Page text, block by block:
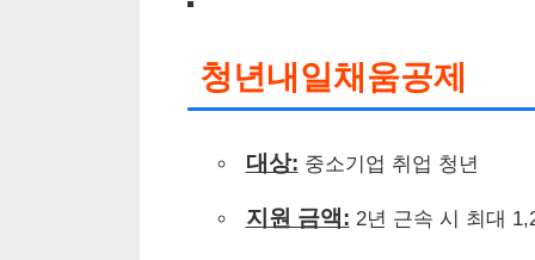
청년내일채움공제
대상: 중소기업 취업 청년
지원 금액: 2년 근속 시 최대